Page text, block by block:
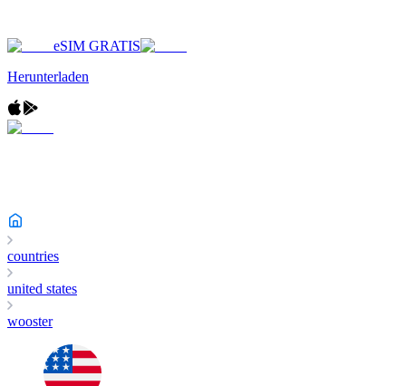
eSIM GRATIS
Herunterladen
countries
united states
wooster